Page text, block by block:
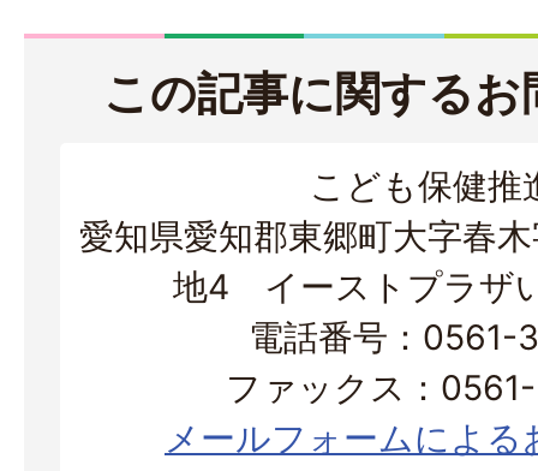
この記事に関する
こども保健推
愛知県愛知郡東郷町大字春
地4 イーストプラザ
電話番号：0561-
ファックス：
メールフォームによる